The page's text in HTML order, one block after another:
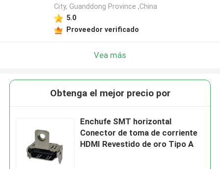
City, Guanddong Province ,China
5.0
Proveedor verificado
Vea más
Obtenga el mejor precio por
Enchufe SMT horizontal
Conector de toma de corriente
HDMI Revestido de oro Tipo A